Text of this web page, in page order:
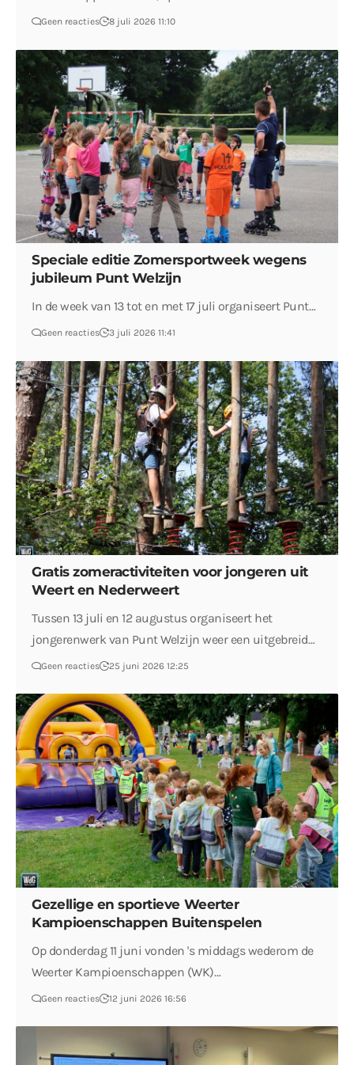
Geen reacties 8 juli 2026 11:10
Speciale editie Zomersportweek wegens
jubileum Punt Welzijn
In de week van 13 tot en met 17 juli organiseert Punt…
Geen reacties 3 juli 2026 11:41
Gratis zomeractiviteiten voor jongeren uit
Weert en Nederweert
Tussen 13 juli en 12 augustus organiseert het
jongerenwerk van Punt Welzijn weer een uitgebreid…
Geen reacties 25 juni 2026 12:25
Gezellige en sportieve Weerter
Kampioenschappen Buitenspelen
Op donderdag 11 juni vonden 's middags wederom de
Weerter Kampioenschappen (WK)…
Geen reacties 12 juni 2026 16:56